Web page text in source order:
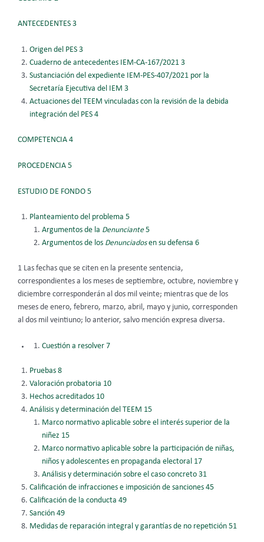
ANTECEDENTES 3
Origen del PES 3
Cuaderno de antecedentes IEM-CA-167/2021 3
Sustanciación del expediente IEM-PES-407/2021 por la
Secretaría Ejecutiva del
IEM 3
Actuaciones del TEEM vinculadas con la revisión de la debida
integración del
PES 4
COMPETENCIA 4
PROCEDENCIA 5
ESTUDIO DE FONDO 5
Planteamiento del problema 5
Argumentos de la Denunciante5
Argumentos de los Denunciadosen su defensa 6
1 Las fechas que se citen en la presente sentencia,
correspondientes a los meses de septiembre, octubre, noviembre y
diciembre corresponderán al dos mil veinte; mientras que de los
meses de enero, febrero, marzo, abril, mayo y junio, corresponden
al dos mil veintiuno; lo anterior, salvo mención expresa diversa.
Cuestión a resolver 7
Pruebas 8
Valoración probatoria 10
Hechos acreditados 10
Análisis y determinación del TEEM 15
Marco normativo aplicable sobre el interés superior de la
niñez 15
Marco normativo aplicable sobre la participación de niñas,
niños y adolescentes en propaganda electoral 17
Análisis y determinación sobre el caso concreto 31
Calificación de infracciones e imposición de sanciones 45
Calificación de la conducta 49
Sanción 49
Medidas de reparación integral y garantías de no repetición 51